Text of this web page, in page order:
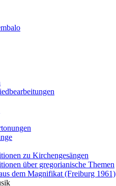
zu Kirchengesängen
über gregorianische Themen
dem Magnifikat (Freiburg 1961)